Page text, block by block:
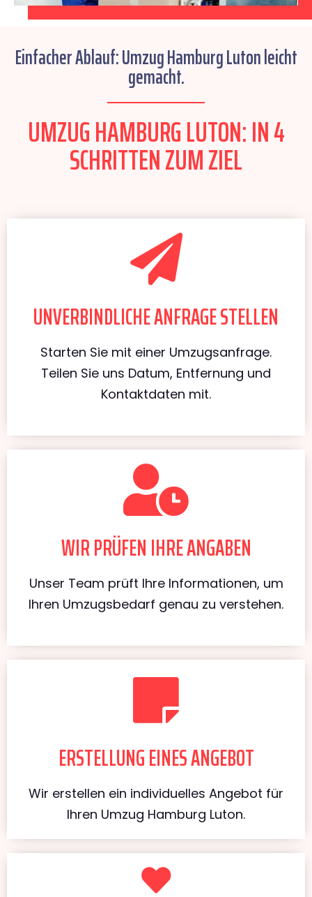
Einfacher Ablauf: Umzug Hamburg Luton leicht
gemacht.
UMZUG HAMBURG LUTON: IN 4
SCHRITTEN ZUM ZIEL
UNVERBINDLICHE ANFRAGE STELLEN
Starten Sie mit einer Umzugsanfrage.
Teilen Sie uns Datum, Entfernung und
Kontaktdaten mit.
WIR PRÜFEN IHRE ANGABEN
Unser Team prüft Ihre Informationen, um
Ihren Umzugsbedarf genau zu verstehen.
ERSTELLUNG EINES ANGEBOT
Wir erstellen ein individuelles Angebot für
Ihren Umzug Hamburg Luton.